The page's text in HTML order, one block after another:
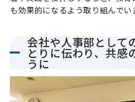
も効果的になるよう取り組んでい
会社や人事部として
とりに伝わり、共感
うに